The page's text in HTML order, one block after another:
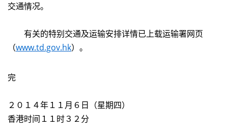
交通情况。
有关的特别交通及运输安排详情已上载运输署网页
（www.td.gov.hk）。
完
２０１４年１１月６日（星期四）
香港时间１１时３２分